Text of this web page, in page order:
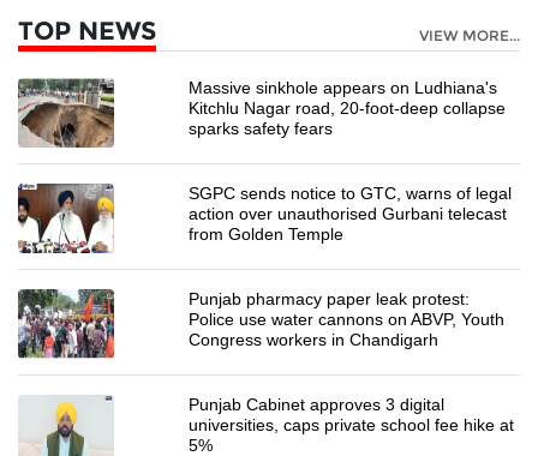
TOP NEWS VIEW MORE...
Massive sinkhole appears on Ludhiana's
Kitchlu Nagar road, 20-foot-deep collapse
sparks safety fears
SGPC sends notice to GTC, warns of legal
action over unauthorised Gurbani telecast
from Golden Temple
Punjab pharmacy paper leak protest:
Police use water cannons on ABVP, Youth
Congress workers in Chandigarh
Punjab Cabinet approves 3 digital
universities, caps private school fee hike at
5%